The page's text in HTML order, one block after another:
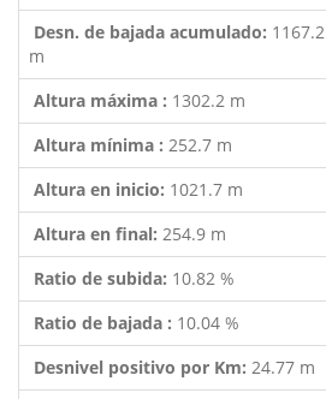
Desn. de bajada acumulado: 1167.2
m
Altura máxima : 1302.2 m
Altura mínima : 252.7 m
Altura en inicio: 1021.7 m
Altura en final: 254.9 m
Ratio de subida: 10.82 %
Ratio de bajada : 10.04 %
Desnivel positivo por Km: 24.77 m